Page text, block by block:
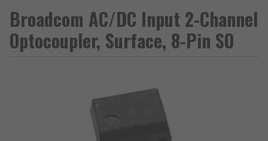
Broadcom AC/DC Input 2-Channel
Optocoupler, Surface, 8-Pin SO